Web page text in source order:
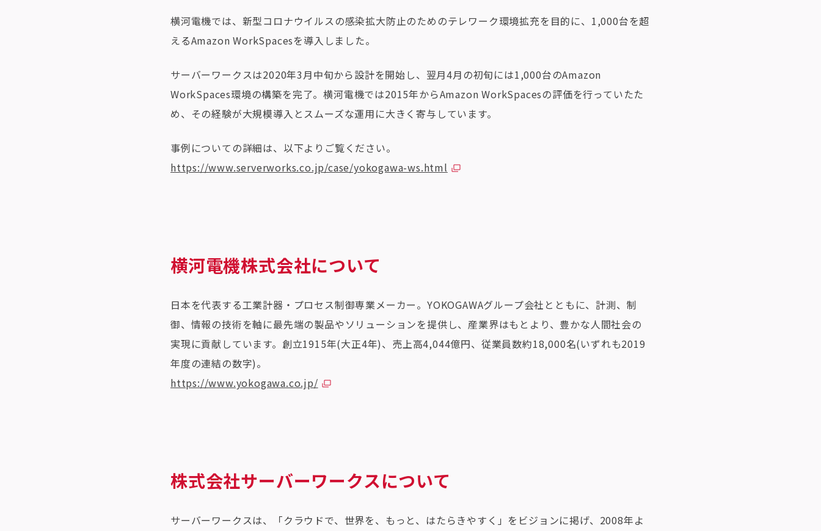
横河電機では、新型コロナウイルスの感染拡大防止のためのテレワーク環境拡充を目的に、1,000台を超
えるAmazon WorkSpacesを導入しました。
サーバーワークスは2020年3月中旬から設計を開始し、翌月4月の初旬には1,000台のAmazon
WorkSpaces環境の構築を完了。横河電機では2015年からAmazon WorkSpacesの評価を行っていたた
め、その経験が大規模導入とスムーズな運用に大きく寄与しています。
事例についての詳細は、以下よりご覧ください。
https://www.serverworks.co.jp/case/yokogawa-ws.html
横河電機株式会社について
日本を代表する工業計器・プロセス制御専業メーカー。YOKOGAWAグループ会社とともに、計測、制
御、情報の技術を軸に最先端の製品やソリューションを提供し、産業界はもとより、豊かな人間社会の
実現に貢献しています。創立1915年(大正4年)、売上高4,044億円、従業員数約18,000名(いずれも2019
年度の連結の数字)。
https://www.yokogawa.co.jp/
株式会社サーバーワークスについて
サーバーワークスは、「クラウドで、世界を、もっと、はたらきやすく」をビジョンに掲げ、2008年よ